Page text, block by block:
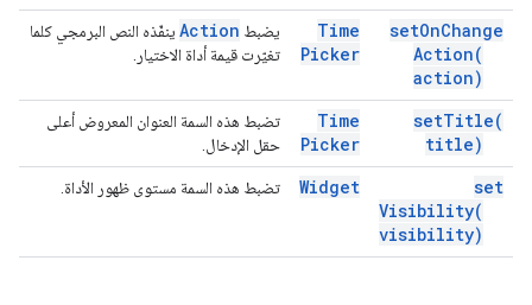
setOnChange
Action(
action)
Time
Picker
يضبط Action ينفّذه النص البرمجي كلما
تغيّرت قيمة أداة الاختيار.
setTitle(
title)
Time
Picker
تضبط هذه السمة العنوان المعروض أعلى
حقل الإدخال.
set
Visibility(
visibility)
Widget تضبط هذه السمة مستوى ظهور الأداة.